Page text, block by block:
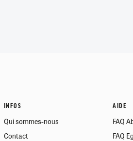
INFOS
Qui sommes-nous
Contact
AIDE
FAQ
FAQ